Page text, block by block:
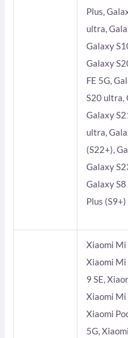
Plus,
ultra,
Galaxy
Galaxy
FE 5G,
S20 ultra,
Galaxy
ultra,
(S22+),
Galaxy
Galaxy S8
Plus (S9+)
Xiaomi Mi
Xiaomi Mi
9 SE,
Xiaomi Mi
Xiaomi
5G,